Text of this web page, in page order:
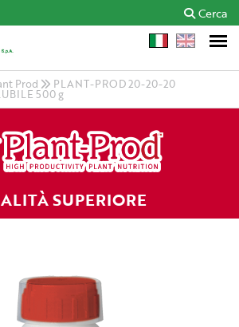
Cerca
Prod PLANT-PROD 20-20-20
500 g
SUPERIORE